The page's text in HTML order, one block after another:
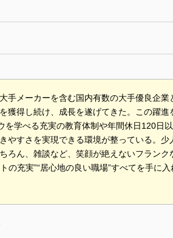
手メーカーを含む国内有数の大手優良企業
獲得し続け、成長を遂げてきた。この躍進
を学べる充実の教育体制や年間休日120日
やすさを実現できる環境が整っている。少
ろん、雑談など、笑顔が絶えないフランク
の充実”“居心地の良い職場”すべてを手に